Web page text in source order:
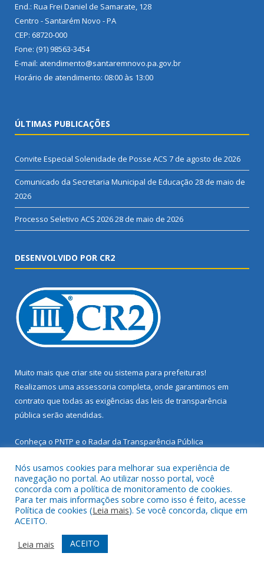
End.: Rua Frei Daniel de Samarate, 128
Centro - Santarém Novo - PA
CEP: 68720-000
Fone: (91) 98563-3454
E-mail: atendimento@santaremnovo.pa.gov.br
Horário de atendimento: 08:00 às 13:00
ÚLTIMAS PUBLICAÇÕES
Convite Especial Solenidade de Posse ACS 7 de agosto de 2026
Comunicado da Secretaria Municipal de Educação 28 de maio de
2026
Processo Seletivo ACS 202628 de maio de 2026
DESENVOLVIDO POR CR2
Muito mais que criar site ou sistema para prefeituras!
Realizamos uma assessoria completa, onde garantimos em
contrato que todas as exigências das leis de transparência
pública serão atendidas.
Conheça o PNTP e o Radar da Transparência Pública
Todos os direitos reservados a Prefeitura Municipal de Santarém
Novo.
Mapa do Site
Acessar Área Administrativa
Acessar Webmail
Nós usamos cookies para melhorar sua experiência de
navegação no portal. Ao utilizar nosso portal, você
concorda com a política de monitoramento de cookies.
Para ter mais informações sobre como isso é feito, acesse
Política de cookies (Leia mais). Se você concorda, clique em
ACEITO.
Leia mais
ACEITO